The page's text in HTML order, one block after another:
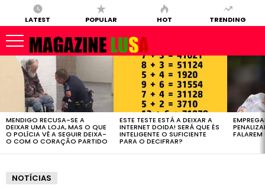
LATEST POPULAR HOT TRENDING
LATEST
STORIES
MENDIGO RECUSA-SE A
DEIXAR UMA LOJA, MAS O QUE
O POLÍCIA VÊ A SEGUIR DEIXA-
O COM O CORAÇÃO PARTIDO
ESTE TESTE ESTÁ A DEIXAR A
INTERNET DOIDA! SERÁ QUE ÉS
INTELIGENTE O SUFICIENTE
PARA O DECIFRAR?
FALAREM
NOTÍCIAS